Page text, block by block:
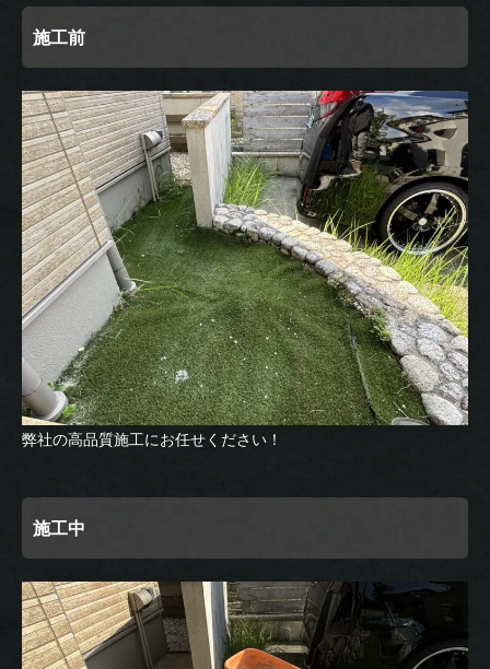
施工前
弊社の高品質施工にお任せください！
施工中